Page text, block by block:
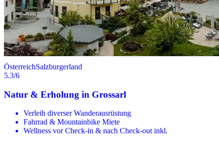
ÖsterreichSalzburgerland
5.3/6
Natur & Erholung in Grossarl
Verleih diverser Wanderausrüstung
Fahrrad & Mountainbike Miete
Wellness vor Check-in & nach Check-out inkl.